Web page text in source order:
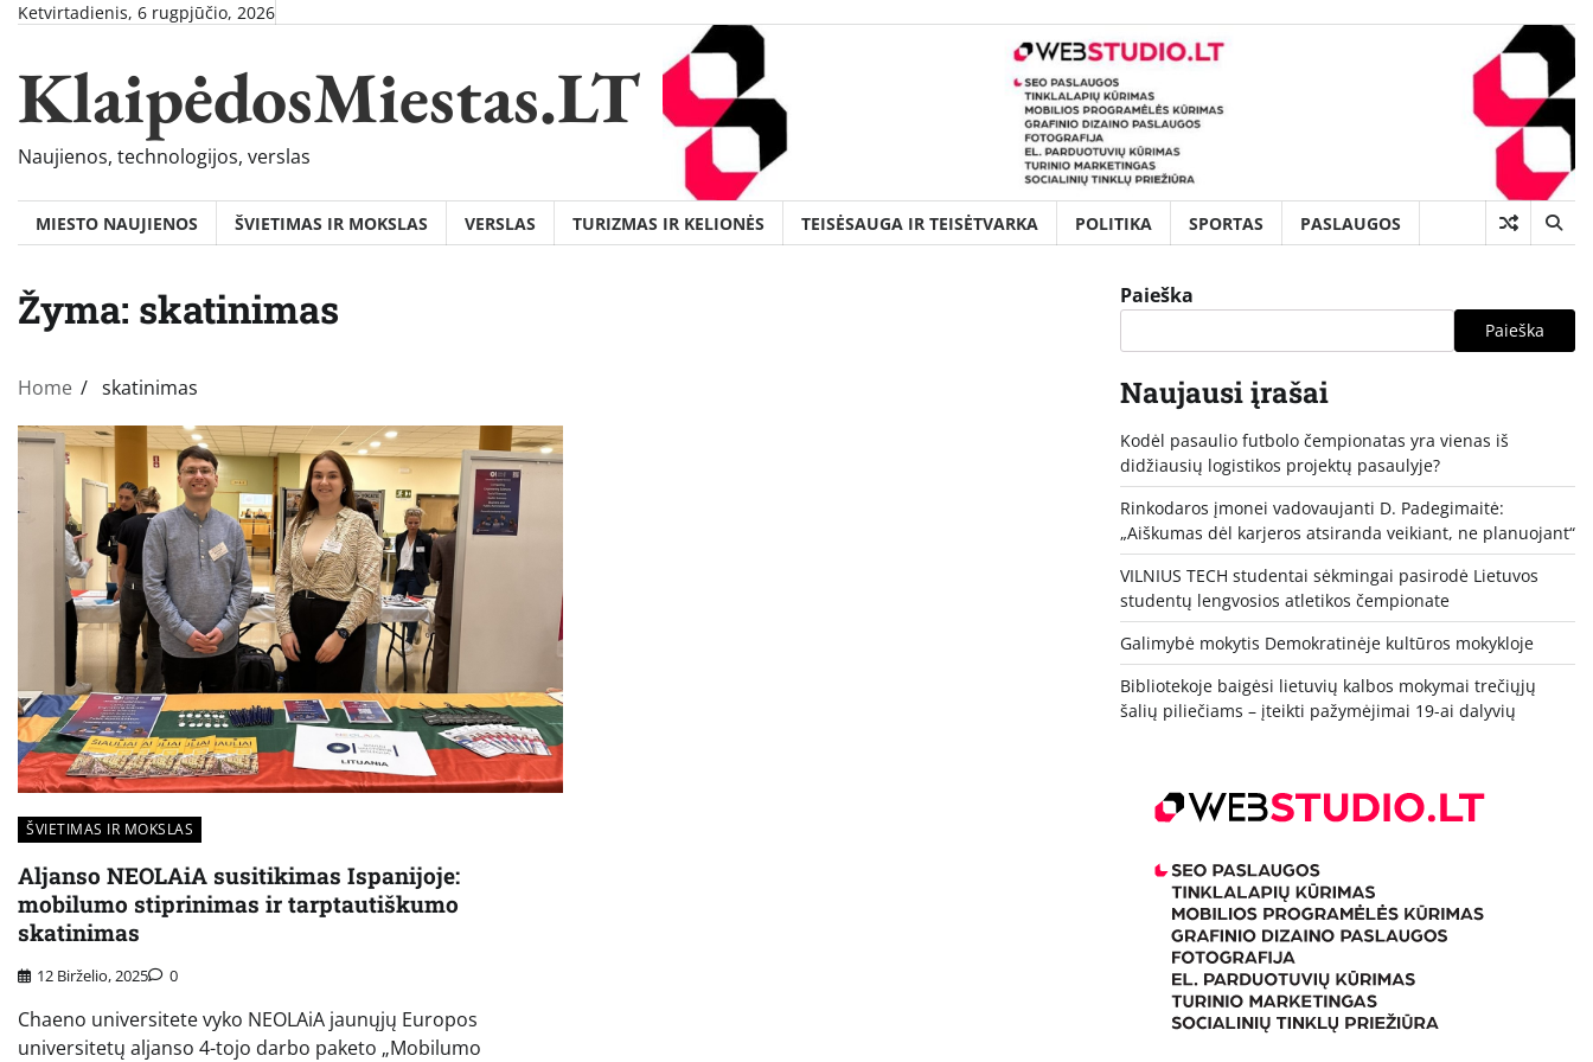
Skip
content
Ketvirtadienis, 6 rugpjūčio, 2026
KlaipėdosMiestas.LT
Naujienos, technologijos, verslas
MIESTO NAUJIENOS ŠVIETIMAS IR MOKSLAS VERSLAS TURIZMAS IR KELIONĖS TEISĖSAUGA IR TEISĖTVARKA POLITIKA SPORTAS PASLAUGOS
Žyma: skatinimas
Home skatinimas
ŠVIETIMAS IR MOKSLAS
Aljanso NEOLAiA susitikimas Ispanijoje:
mobilumo stiprinimas ir tarptautiškumo
skatinimas
12 Birželio, 2025 0
Chaeno universitete vyko NEOLAiA jaunųjų Europos
universitetų aljanso 4-tojo darbo paketo „Mobilumo
Paieška
Paieška
Naujausi įrašai
Kodėl pasaulio futbolo čempionatas yra vienas iš
didžiausių logistikos projektų pasaulyje?
Rinkodaros įmonei vadovaujanti D. Padegimaitė:
„Aiškumas dėl karjeros atsiranda veikiant, ne planuojant“
VILNIUS TECH studentai sėkmingai pasirodė Lietuvos
studentų lengvosios atletikos čempionate
Galimybė mokytis Demokratinėje kultūros mokykloje
Bibliotekoje baigėsi lietuvių kalbos mokymai trečiųjų
šalių piliečiams – įteikti pažymėjimai 19-ai dalyvių